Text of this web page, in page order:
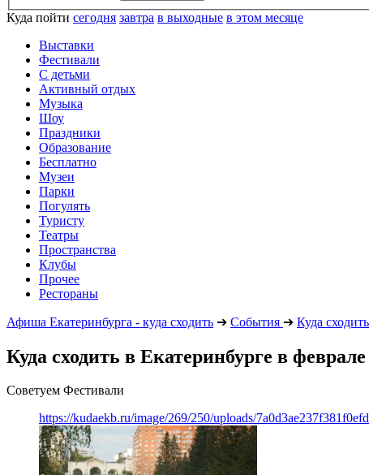
Куда пойти сегодня завтра в выходные в этом месяце
Выставки
Фестивали
С детьми
Активный отдых
Музыка
Шоу
Праздники
Образование
Бесплатно
Музеи
Парки
Погулять
Туристу
Театры
Пространства
Клубы
Прочее
Рестораны
Афиша Екатеринбурга - куда сходить ➔ События ➔ Куда сходить
Куда сходить в Екатеринбурге в феврале
Советуем Фестивали
https://kudaekb.ru/image/269/250/uploads/